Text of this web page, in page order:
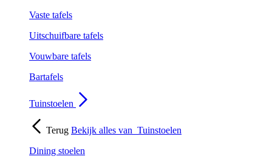
Vaste tafels
Uitschuifbare tafels
Vouwbare tafels
Bartafels
Tuinstoelen
Terug Bekijk alles van Tuinstoelen
Dining stoelen